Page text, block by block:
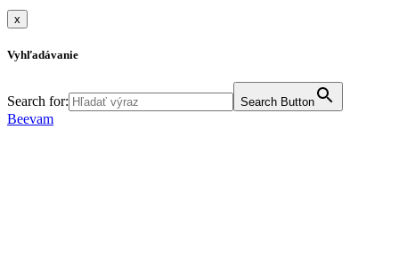
x
Vyhľadávanie
Search for: Search Button
Beevam